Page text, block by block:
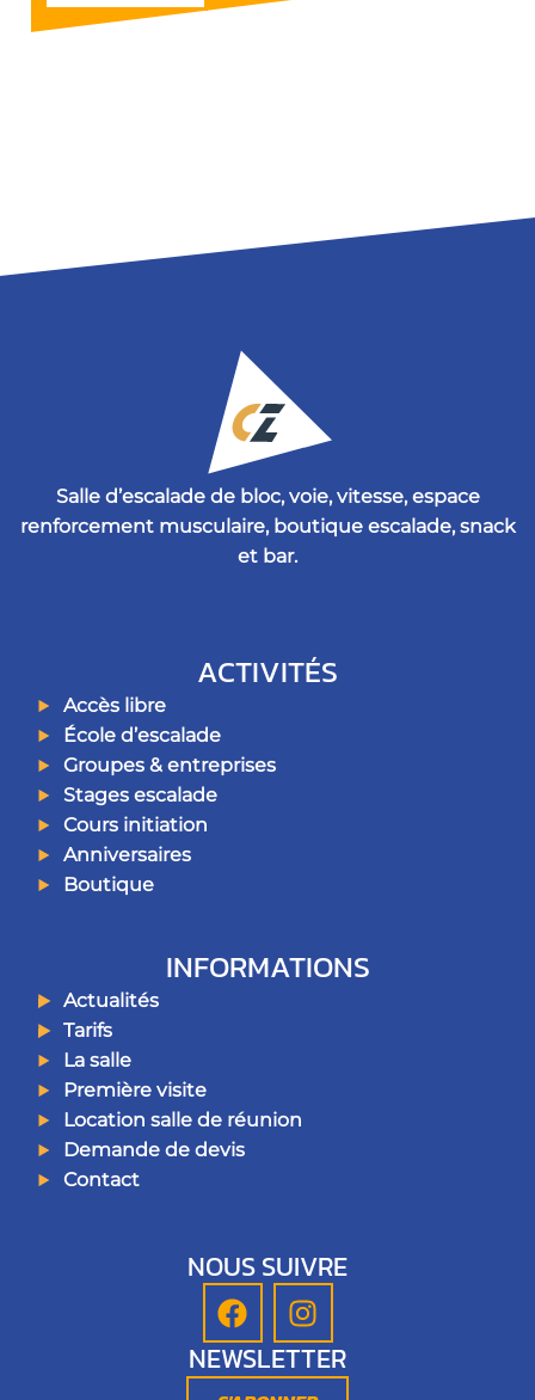
Salle d’escalade de bloc, voie, vitesse, espace
renforcement musculaire, boutique escalade, snack
et bar.
ACTIVITÉS
Accès libre
École d’escalade
Groupes & entreprises
Stages escalade
Cours initiation
Anniversaires
Boutique
INFORMATIONS
Actualités
Tarifs
La salle
Première visite
Location salle de réunion
Demande de devis
Contact
NOUS SUIVRE
F
a
c
I
n
s
NEWSLETTER